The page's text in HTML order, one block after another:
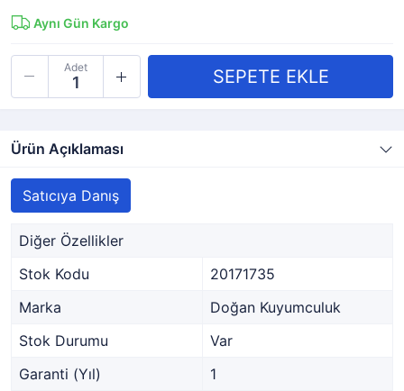
Aynı Gün Kargo
Adet
Ürün Açıklaması
Satıcıya Danış
Diğer Özellikler
Stok Kodu
20171735
Marka
Doğan Kuyumculuk
Stok Durumu
Var
Garanti (Yıl)
1